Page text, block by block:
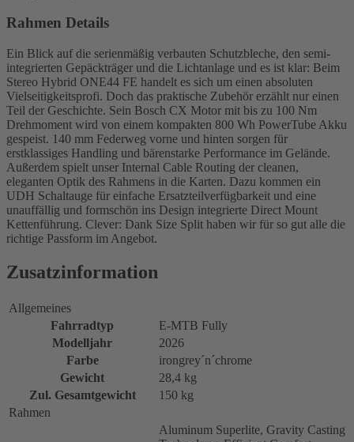
Rahmen Details
Ein Blick auf die serienmäßig verbauten Schutzbleche, den semi-
integrierten Gepäckträger und die Lichtanlage und es ist klar: Beim
Stereo Hybrid ONE44 FE handelt es sich um einen absoluten
Vielseitigkeitsprofi. Doch das praktische Zubehör erzählt nur einen
Teil der Geschichte. Sein Bosch CX Motor mit bis zu 100 Nm
Drehmoment wird von einem kompakten 800 Wh PowerTube Akku
gespeist. 140 mm Federweg vorne und hinten sorgen für
erstklassiges Handling und bärenstarke Performance im Gelände.
Außerdem spielt unser Internal Cable Routing der cleanen,
eleganten Optik des Rahmens in die Karten. Dazu kommen ein
UDH Schaltauge für einfache Ersatzteilverfügbarkeit und eine
unauffällig und formschön ins Design integrierte Direct Mount
Kettenführung. Clever: Dank Size Split haben wir für so gut alle die
richtige Passform im Angebot.
Zusatzinformation
Allgemeines
Fahrradtyp
E-MTB Fully
Modelljahr
2026
Farbe
irongrey´n´chrome
Gewicht
28,4 kg
Zul. Gesamtgewicht
150 kg
Rahmen
Aluminum Superlite, Gravity Casting